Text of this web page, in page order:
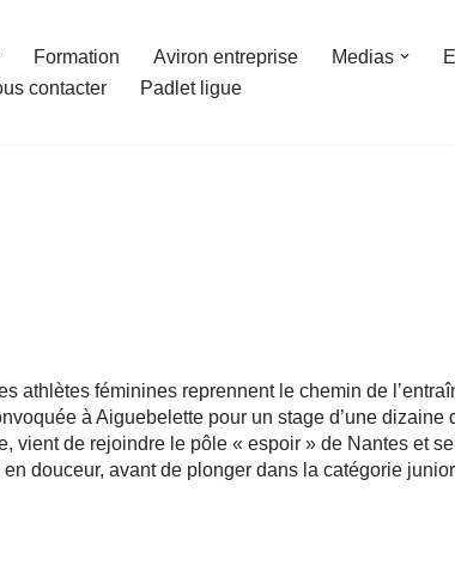
Formation Aviron entreprise Medias
contacter Padlet ligue
athlètes féminines reprennent le chemin de
à Aiguebelette pour un stage d’une dizaine
de rejoindre le pôle « espoir » de Nantes et
douceur, avant de plonger dans la catégorie